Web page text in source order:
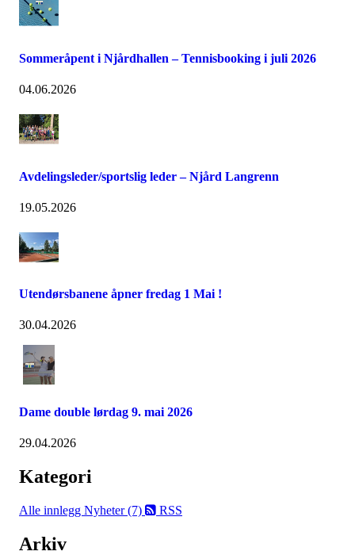
Sommeråpent i Njårdhallen – Tennisbooking i juli 2026
04.06.2026
Avdelingsleder/sportslig leder – Njård Langrenn
19.05.2026
Utendørsbanene åpner fredag 1 Mai !
30.04.2026
Dame double lørdag 9. mai 2026
29.04.2026
Kategori
Alle innlegg Nyheter (7) RSS
Arkiv